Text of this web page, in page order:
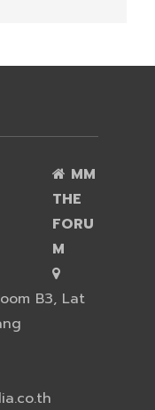
MM
THE
FORU
M
B3, Lat